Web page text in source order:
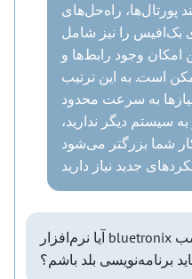
پورتال‌ها، راه‌حل‌های
بک‌افیس را نیز شامل
امکان وجود رابط‌ها و
است. به این ترتیب
به سرعت محدود
سیستم دیگر ندارید،
شما بزرگتر می‌شود
آیا نرم‌افزار bluetronix برای مبتدیان نیز مناسب
برنامه‌نویسی بلد باشم؟